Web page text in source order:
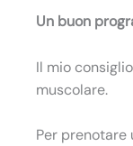
Un buon
Il mio
muscolare.
Per